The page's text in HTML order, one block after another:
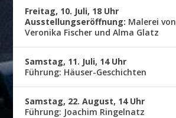
Freitag, 10. Juli, 18 Uhr
Ausstellungseröffnung: Malerei von
Veronika Fischer und Alma Glatz
Samstag, 11. Juli, 14 Uhr
Führung: Häuser-Geschichten
Samstag, 22. August, 14 Uhr
Führung: Joachim Ringelnatz